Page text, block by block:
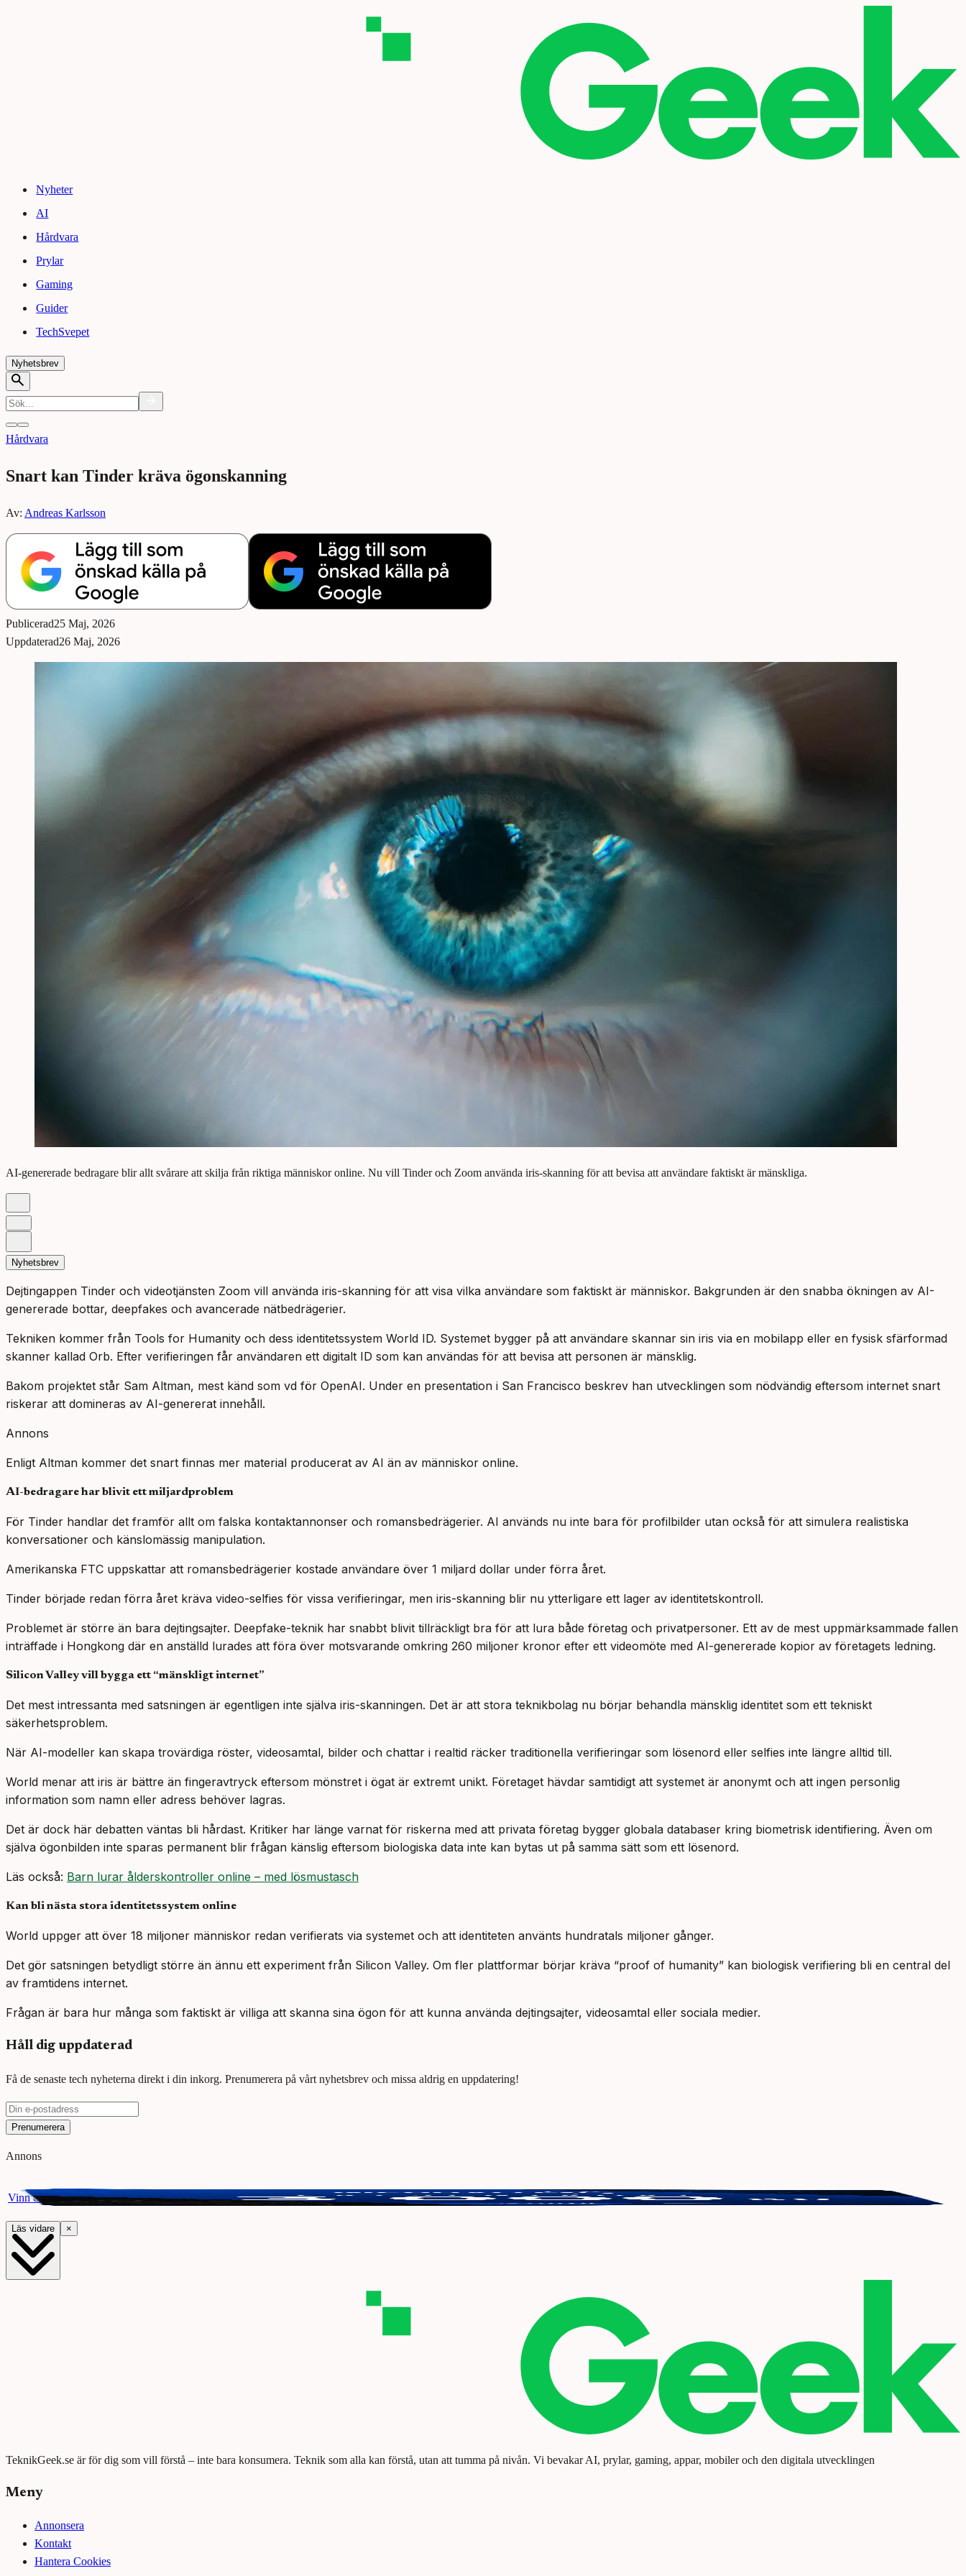
Nyheter
AI
Hårdvara
Prylar
Gaming
Guider
TechSvepet
Nyhetsbrev
Hårdvara
Snart kan Tinder kräva ögonskanning
Av: Andreas Karlsson
Publicerad25 Maj, 2026
Uppdaterad26 Maj, 2026
AI-genererade bedragare blir allt svårare att skilja från riktiga människor online. Nu vill Tinder och Zoom använda iris-skanning för att bevisa att användare faktiskt är mänskliga.
Nyhetsbrev
Dejtingappen Tinder och videotjänsten Zoom vill använda iris-skanning för att visa vilka användare som faktiskt är människor. Bakgrunden är den snabba ökningen av AI-
genererade bottar, deepfakes och avancerade nätbedrägerier.
Tekniken kommer från Tools for Humanity och dess identitetssystem World ID. Systemet bygger på att användare skannar sin iris via en mobilapp eller en fysisk sfärformad
skanner kallad Orb. Efter verifieringen får användaren ett digitalt ID som kan användas för att bevisa att personen är mänsklig.
Bakom projektet står Sam Altman, mest känd som vd för OpenAI. Under en presentation i San Francisco beskrev han utvecklingen som nödvändig eftersom internet snart
riskerar att domineras av AI-genererat innehåll.
Annons
Enligt Altman kommer det snart finnas mer material producerat av AI än av människor online.
AI-bedragare har blivit ett miljardproblem
För Tinder handlar det framför allt om falska kontaktannonser och romansbedrägerier. AI används nu inte bara för profilbilder utan också för att simulera realistiska
konversationer och känslomässig manipulation.
Amerikanska FTC uppskattar att romansbedrägerier kostade användare över 1 miljard dollar under förra året.
Tinder började redan förra året kräva video-selfies för vissa verifieringar, men iris-skanning blir nu ytterligare ett lager av identitetskontroll.
Problemet är större än bara dejtingsajter. Deepfake-teknik har snabbt blivit tillräckligt bra för att lura både företag och privatpersoner. Ett av de mest uppmärksammade fallen
inträffade i Hongkong där en anställd lurades att föra över motsvarande omkring 260 miljoner kronor efter ett videomöte med AI-genererade kopior av företagets ledning.
Silicon Valley vill bygga ett “mänskligt internet”
Det mest intressanta med satsningen är egentligen inte själva iris-skanningen. Det är att stora teknikbolag nu börjar behandla mänsklig identitet som ett tekniskt
säkerhetsproblem.
När AI-modeller kan skapa trovärdiga röster, videosamtal, bilder och chattar i realtid räcker traditionella verifieringar som lösenord eller selfies inte längre alltid till.
World menar att iris är bättre än fingeravtryck eftersom mönstret i ögat är extremt unikt. Företaget hävdar samtidigt att systemet är anonymt och att ingen personlig
information som namn eller adress behöver lagras.
Det är dock här debatten väntas bli hårdast. Kritiker har länge varnat för riskerna med att privata företag bygger globala databaser kring biometrisk identifiering. Även om
själva ögonbilden inte sparas permanent blir frågan känslig eftersom biologiska data inte kan bytas ut på samma sätt som ett lösenord.
Läs också: Barn lurar ålderskontroller online – med lösmustasch
Kan bli nästa stora identitetssystem online
World uppger att över 18 miljoner människor redan verifierats via systemet och att identiteten använts hundratals miljoner gånger.
Det gör satsningen betydligt större än ännu ett experiment från Silicon Valley. Om fler plattformar börjar kräva “proof of humanity” kan biologisk verifiering bli en central del
av framtidens internet.
Frågan är bara hur många som faktiskt är villiga att skanna sina ögon för att kunna använda dejtingsajter, videosamtal eller sociala medier.
Håll dig uppdaterad
Få de senaste tech nyheterna direkt i din inkorg. Prenumerera på vårt nyhetsbrev och missa aldrig en uppdatering!
Prenumerera
Annons
Vinn ett presentkort på Webhallen. Delta i vår giveaway för chansen att vinna 3000 kr.
Läs vidare ×
TeknikGeek.se är för dig som vill förstå – inte bara konsumera. Teknik som alla kan förstå, utan att tumma på nivån. Vi bevakar AI, prylar, gaming, appar, mobiler och den digitala utvecklingen
Meny
Annonsera
Kontakt
Hantera Cookies